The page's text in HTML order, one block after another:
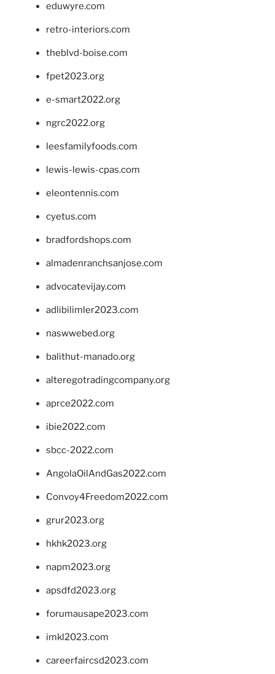
eduwyre.com
retro-interiors.com
theblvd-boise.com
fpet2023.org
e-smart2022.org
ngrc2022.org
leesfamilyfoods.com
lewis-lewis-cpas.com
eleontennis.com
cyetus.com
bradfordshops.com
almadenranchsanjose.com
advocatevijay.com
adlibilimler2023.com
naswwebed.org
balithut-manado.org
alteregotradingcompany.org
aprce2022.com
ibie2022.com
sbcc-2022.com
AngolaOilAndGas2022.com
Convoy4Freedom2022.com
grur2023.org
hkhk2023.org
napm2023.org
apsdfd2023.org
forumausape2023.com
imkl2023.com
careerfaircsd2023.com